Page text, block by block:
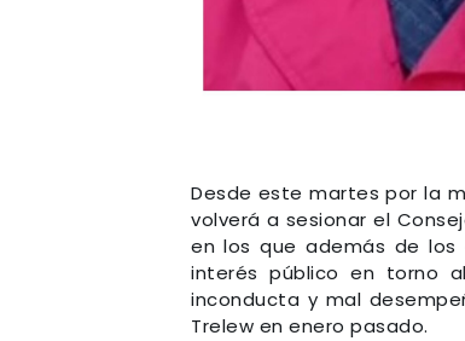
Desde este martes por la
volverá a sesionar el
en los que además de
interés público en torno
inconducta y mal
Trelew en enero pasado.